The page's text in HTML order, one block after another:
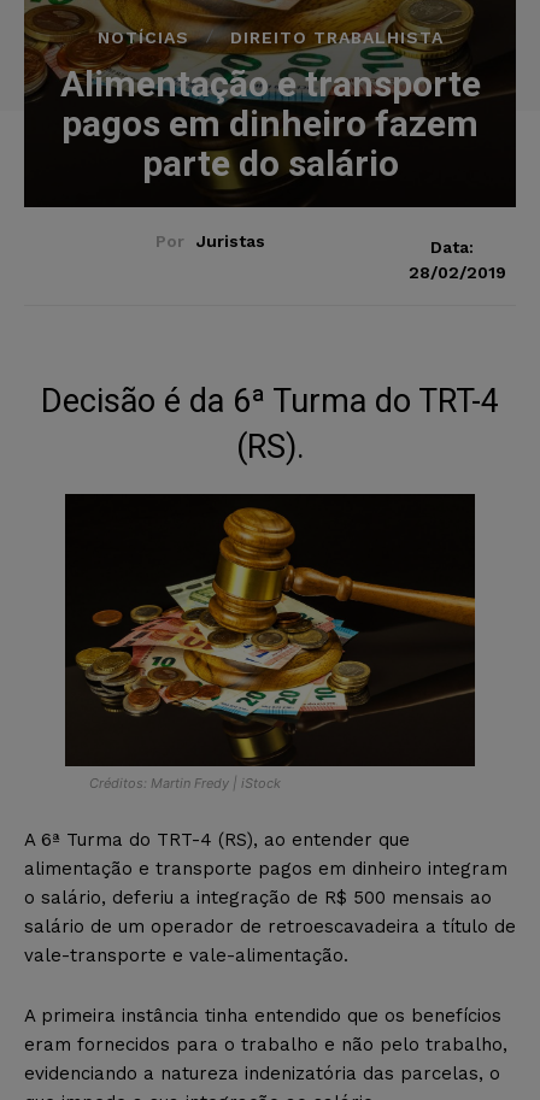
NOTÍCIAS DIREITO TRABALHISTA
Alimentação e transporte
pagos em dinheiro fazem
parte do salário
Por Juristas
Data:
28/02/2019
Decisão é da 6ª Turma do TRT-4
(RS).
Créditos: Martin Fredy | iStock
A 6ª Turma do TRT-4 (RS), ao entender que
alimentação e transporte pagos em dinheiro integram
o salário, deferiu a integração de R$ 500 mensais ao
salário de um operador de retroescavadeira a título de
vale-transporte e vale-alimentação.
A primeira instância tinha entendido que os benefícios
eram fornecidos para o trabalho e não pelo trabalho,
evidenciando a natureza indenizatória das parcelas, o